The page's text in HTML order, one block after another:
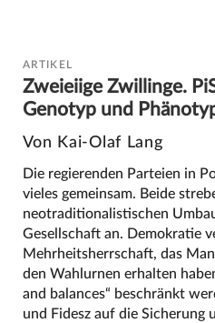
ARTIKEL
Zweieiige Zwillinge.
Genotyp und
Von Kai-Olaf Lang
Die regierenden Parteien in
vieles gemeinsam. Beide
neotraditionalistischen
Gesellschaft an. Demokratie
Mehrheitsherrschaft, das
den Wahlurnen erhalten
and balances“ beschränkt
und Fidesz auf die Sicherung